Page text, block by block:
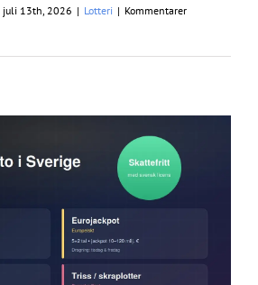
juli 13th, 2026 | Lotteri | Kommentarer